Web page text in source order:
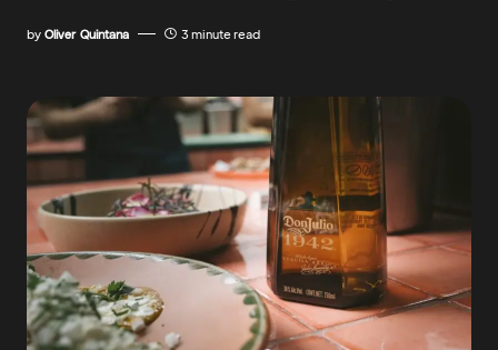
by Oliver Quintana 3 minute read